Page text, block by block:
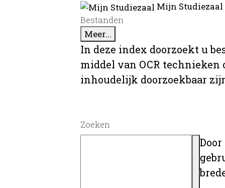
Mijn
Bestanden
Meer...
In deze index doorzoekt u
middel van OCR
inhoudelijk doorzoekbaar
Zoeken